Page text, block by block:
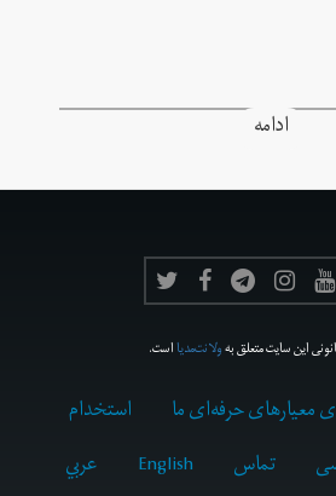
ادامه
این سایت متعلق بهولانت‌مدیااست.
معیارهای حرفه‌ای ما
استخدام
تماس English عربي